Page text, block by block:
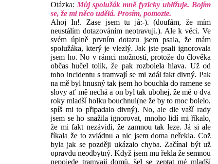
Otázka: Můj spolužák mně fyzicky ubližuje. Bojím
se, že mi něco udělá. Prosím, pomozte.
Ahoj In!. Zase jsem tu já:-). (doufám, že mím
neustálím dotazováním neotravuji.). Ale k věci. Ve
svém úplně prvním dotazu jsem psala, že mám
spolužáka, který je vlezlý. Jak jste psali ignorovala
jsem ho. No v rámci možností, protože do člověka
občas hučel tolik, že pak rozbolela hlava. Už od
toho incidentu s tramvají se mi zdál fakt divný. Pak
na mě byl hnusný tak jsem ho bouchla do ramene se
slovy ať mě nechá a on byl tak ubohej, že mě o dva
roky mladší holku bouchnul(ne že by to moc bolelo,
spíš mi to připadalo divný). No, ale dle vaší rady
jsem se ho snažila ignorovat, mnoho lidí mi říkalo,
že mi fakt nezávidí, že zamnou tak leze. Já si ale
říkala že to zvládnu a nic jsem doma neřekla. Což
byla jak se později ukázalo chyba. Začínal být už
opravdu neodbytný. Když jsem mu řekla že semnou
nepojede tramvají domů, šel se zeptat mé mladší